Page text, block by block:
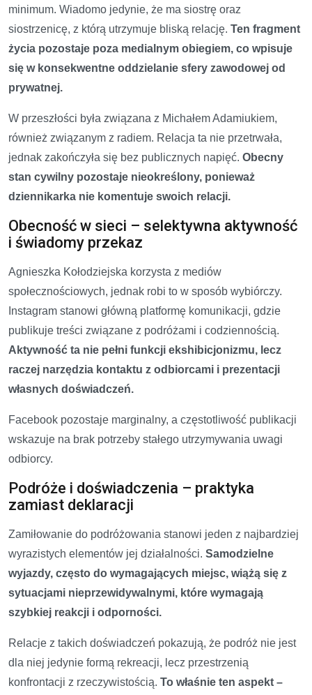
minimum. Wiadomo jedynie, że ma siostrę oraz
siostrzenicę, z którą utrzymuje bliską relację. Ten fragment
życia pozostaje poza medialnym obiegiem, co wpisuje
się w konsekwentne oddzielanie sfery zawodowej od
prywatnej.
W przeszłości była związana z Michałem Adamiukiem,
również związanym z radiem. Relacja ta nie przetrwała,
jednak zakończyła się bez publicznych napięć. Obecny
stan cywilny pozostaje nieokreślony, ponieważ
dziennikarka nie komentuje swoich relacji.
Obecność w sieci – selektywna aktywność
i świadomy przekaz
Agnieszka Kołodziejska korzysta z mediów
społecznościowych, jednak robi to w sposób wybiórczy.
Instagram stanowi główną platformę komunikacji, gdzie
publikuje treści związane z podróżami i codziennością.
Aktywność ta nie pełni funkcji ekshibicjonizmu, lecz
raczej narzędzia kontaktu z odbiorcami i prezentacji
własnych doświadczeń.
Facebook pozostaje marginalny, a częstotliwość publikacji
wskazuje na brak potrzeby stałego utrzymywania uwagi
odbiorcy.
Podróże i doświadczenia – praktyka
zamiast deklaracji
Zamiłowanie do podróżowania stanowi jeden z najbardziej
wyrazistych elementów jej działalności. Samodzielne
wyjazdy, często do wymagających miejsc, wiążą się z
sytuacjami nieprzewidywalnymi, które wymagają
szybkiej reakcji i odporności.
Relacje z takich doświadczeń pokazują, że podróż nie jest
dla niej jedynie formą rekreacji, lecz przestrzenią
konfrontacji z rzeczywistością. To właśnie ten aspekt –